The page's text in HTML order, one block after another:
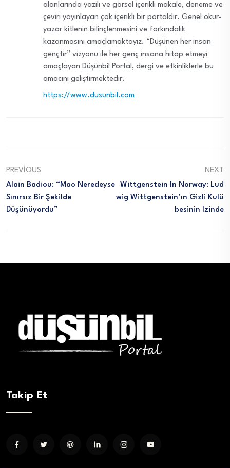
alanlarında yazılı ve görsel içerikli makale, deneme ve
çeviri yayınlayan çok içerikli bir portaldır. Genel okur-
yazar kitlenin bilinçlenmesini ve farkındalık
kazanmasını amaçlamaktayız. “Düşünen her insan
gençtir” vizyonu ile her genç insana hitap etmeyi
amaçlayan Düşünbil Portal, dergi ve etkinliklerle bu
amacını geliştirmektedir.
https://www.dusunbil.com
PREVIOUS
Alain Badiou: “Mao Neredeyse
Sınırsız Bir Şekilde
Düşünüyordu”
NEXT
Wittgenstein In Norway: Lud
Wig Wittgenstein’ın Gizli Kulü
Besinin Izinde
Takip Et